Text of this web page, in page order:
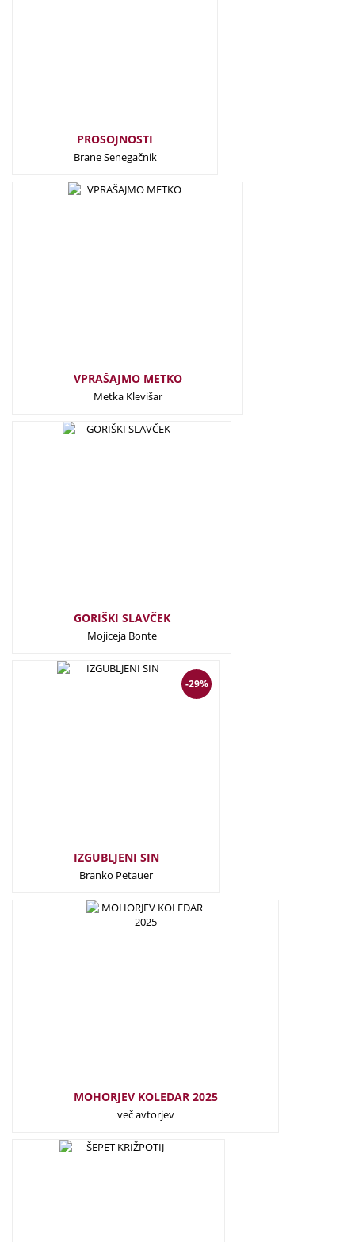
PROSOJNOSTI
Brane Senegačnik
VPRAŠAJMO METKO
Metka Klevišar
GORIŠKI SLAVČEK
Mojiceja Bonte
-29%
IZGUBLJENI SIN
Branko Petauer
MOHORJEV KOLEDAR 2025
več avtorjev
25,00